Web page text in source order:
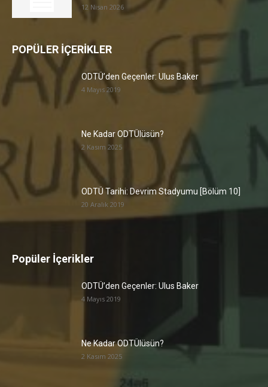
12 Nisan 2026
POPÜLER İÇERİKLER
ODTÜ’den Geçenler: Ulus Baker
4 Mayıs 2019
Ne Kadar ODTÜlüsün?
2 Kasım 2025
ODTÜ Tarihi: Devrim Stadyumu [Bölüm 10]
20 Aralık 2019
Popüler İçerikler
ODTÜ’den Geçenler: Ulus Baker
4 Mayıs 2019
Ne Kadar ODTÜlüsün?
2 Kasım 2025